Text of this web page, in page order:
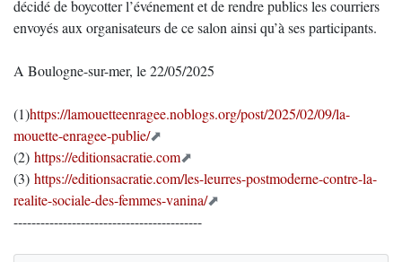
décidé de boycotter l’événement et de rendre publics les courriers
envoyés aux organisateurs de ce salon ainsi qu’à ses participants.
A Boulogne-sur-mer, le 22/05/2025
(1)https://lamouetteenragee.noblogs.org/post/2025/02/09/la-
mouette-enragee-publie/
(2) https://editionsacratie.com
(3) https://editionsacratie.com/les-leurres-postmoderne-contre-la-
realite-sociale-des-femmes-vanina/
------------------------------------------